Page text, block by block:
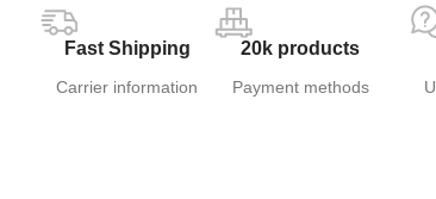
Fast Shipping
Carrier information
20k products
Payment methods